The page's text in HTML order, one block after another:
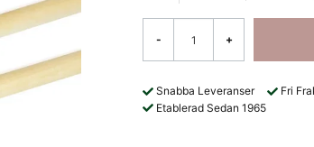
- +
Snabba Leveranser Fri
Etablerad Sedan 1965